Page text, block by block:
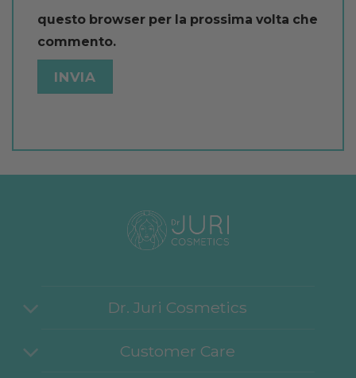
questo browser per la prossima volta che
commento.
Dr. Juri Cosmetics
Customer Care